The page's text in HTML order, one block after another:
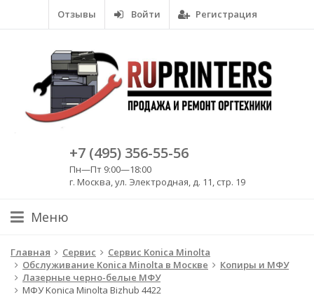
Отзывы Войти Регистрация
+7 (495) 356-55-56
Пн—Пт 9:00—18:00
г. Москва, ул. Электродная, д. 11, стр. 19
Меню
Главная Сервис
Сервис Konica Minolta
Обслуживание Konica Minolta в Москве
Копиры и МФУ
Лазерные черно-белые МФУ
МФУ Konica Minolta Bizhub 4422